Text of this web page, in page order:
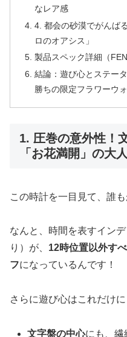
なレア感
4. 都会の砂漠でがんば
ロのオアシス」
製品スペック詳細（
結論：遊び心とステー
勝ちの限定フラワーウ
1. 圧巻の意外性！
「お花満開」の大
この時計を一目見て、誰
なんと、時間を表すイン
り）が、 12時位置以外す
フになっているんです！
さらに遊び心はこれだけに
文字盤の中心にも、繊